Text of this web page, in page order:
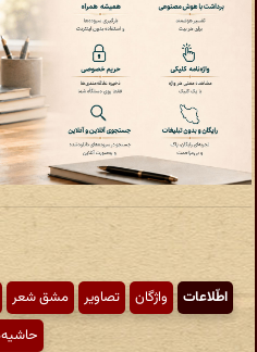
اطّلاعات واژگان تصاویر مشق شعر